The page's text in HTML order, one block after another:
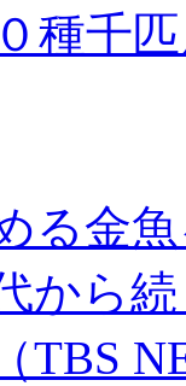
種千
る金
から
TBS